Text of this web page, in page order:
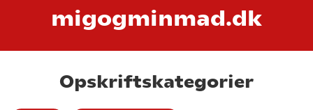
migogminmad.dk
Opskriftskategorier